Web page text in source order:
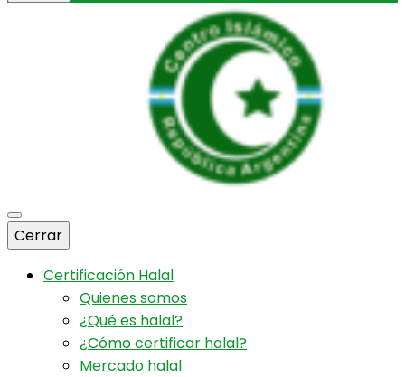
Certificadora
Halal
Centro Islámico República Argentina
Cerrar
Certificación Halal
Quienes somos
¿Qué es halal?
¿Cómo certificar halal?
Mercado halal